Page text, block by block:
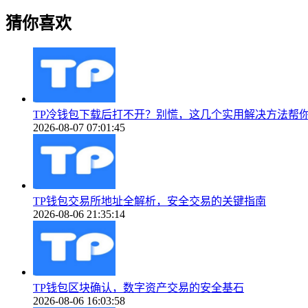
猜你喜欢
TP冷钱包下载后打不开？别慌，这几个实用解决方法帮
2026-08-07 07:01:45
TP钱包交易所地址全解析，安全交易的关键指南
2026-08-06 21:35:14
TP钱包区块确认，数字资产交易的安全基石
2026-08-06 16:03:58